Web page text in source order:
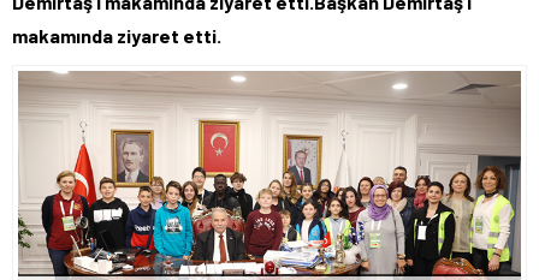
makamında ziyaret etti.